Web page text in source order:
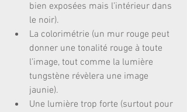
bien exposées mais l’intérieur dans
le noir).
La colorimétrie (un mur rouge peut
donner une tonalité rouge à toute
l’image, tout comme la lumière
tungstène révèlera une image
jaunie).
Une lumière trop forte (surtout pour